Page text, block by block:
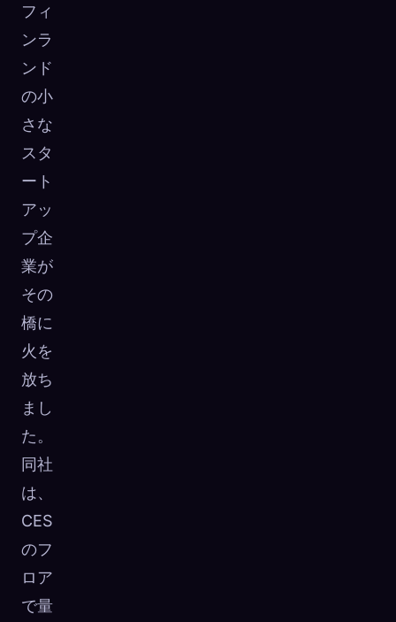
フィ
ンラ
ンド
の小
さな
スタ
ート
アッ
プ企
業が
その
橋に
火を
放ち
まし
た。
同社
は、
CES
のフ
ロア
で量